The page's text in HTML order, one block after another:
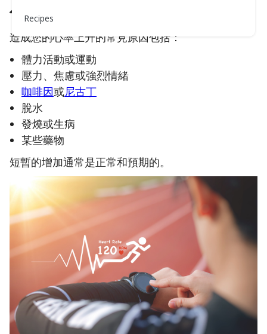
Recipes
什麼可以提升您的心率？
造成您的心率上升的常見原因包括：
體力活動或運動
壓力、焦慮或強烈情緒
咖啡因或尼古丁
脫水
發燒或生病
某些藥物
短暫的增加通常是正常和預期的。